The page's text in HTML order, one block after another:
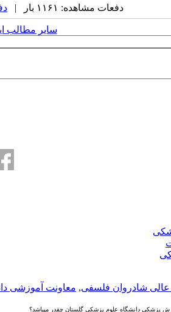
دفعات مشاهده: ۱۱۶۱ بار |
سایر مطالب
شادروان فلسفی, معاونت آموزشی
پزشکی دانشگاه علوم پزشکی گلستان چقدر میباشد؟